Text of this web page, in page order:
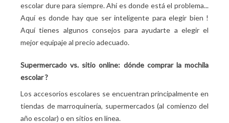
escolar dure para siempre. Ahí es donde está el problema...
Aquí es donde hay que ser inteligente para elegir bien !
Aquí tienes algunos consejos para ayudarte a elegir el
mejor equipaje al precio adecuado.
Supermercado vs. sitio online: dónde comprar la mochila
escolar?
Los accesorios escolares se encuentran principalmente en
tiendas de marroquinería, supermercados (al comienzo del
año escolar) o en sitios en línea.